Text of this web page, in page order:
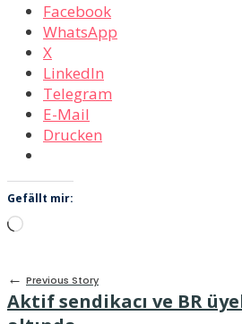
Facebook
WhatsApp
X
LinkedIn
Telegram
E-Mail
Drucken
Gefällt mir:
Wird
← Previous Story
Aktif sendikacı ve BR